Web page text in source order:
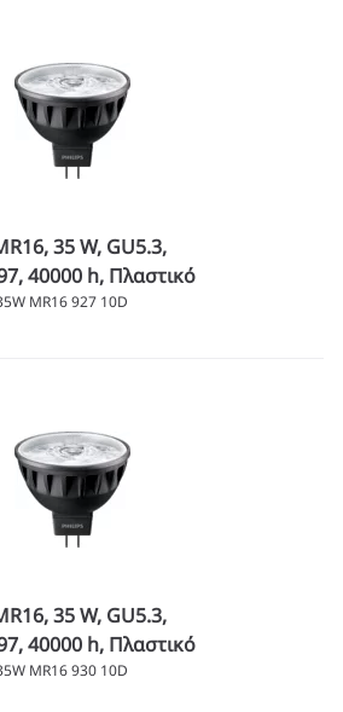
35 W, GU5.3,
40000 h, Πλαστικό
MR16 927 10D
35 W, GU5.3,
40000 h, Πλαστικό
MR16 930 10D